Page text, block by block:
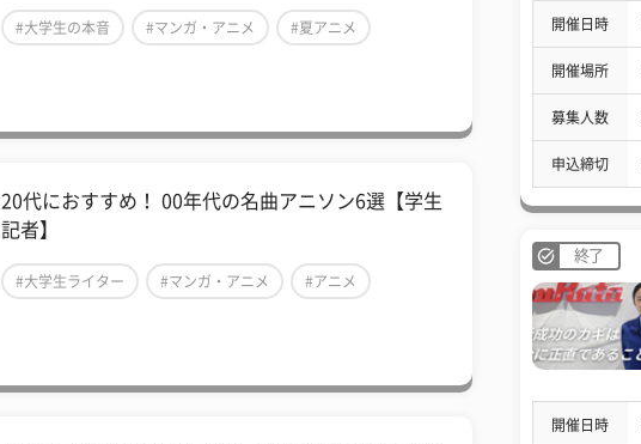
#大学生の本音 #マンガ・アニメ #夏アニメ
20代におすすめ！ 00年代の名曲アニソン6選【学生
記者】
#大学生ライター #マンガ・アニメ #アニメ
開催日時
開催場所
募集人数
申込締切
終了
開催日時